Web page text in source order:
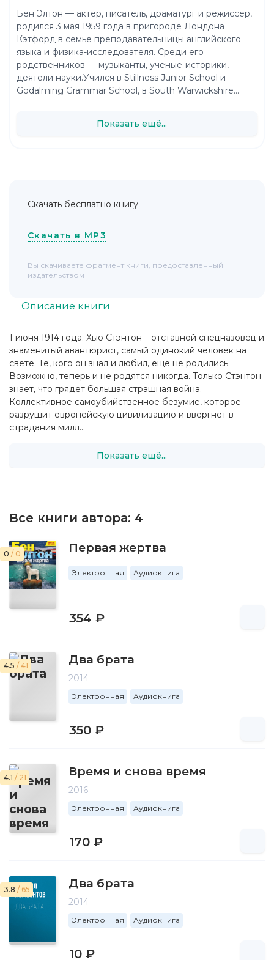
1 июня 1914 года. Хью Стэнтон – отставной спецназовец и
знаменитый авантюрист, самый одинокий человек на
свете. Те, кого он знал и любил, еще не родились.
Возможно, теперь и не родятся никогда. Только Стэнтон
знает, что грядет большая страшная война.
Коллективное самоубийственное безумие, которое
разрушит европейскую цивилизацию и ввергнет в
страдания милл...
Показать ещё...
Описание книги
Все книги автора: 4
0 / 0 Первая жертва
Электронная Аудиокнига
354 ₽
4.5 / 41 Два брата
2014
Электронная Аудиокнига
350 ₽
4.1 / 21 Время и снова время
2016
Электронная Аудиокнига
170 ₽
3.8 / 65 Два брата
2014
Электронная Аудиокнига
10 ₽
Бен Элтон — актер, писатель, драматург и режиссёр,
родился 3 мая 1959 года в пригороде Лондона
Кэтфорд в семье преподавательницы английского
языка и физика-исследователя. Среди его
родственников — музыканты, ученые-историки,
деятели науки.Учился в Stillness Junior School и
Godalming Grammar School, в South Warwickshire...
Показать ещё...
Скачать бесплатно книгу
Скачать в MP3
Вы скачиваете фрагмент книги, предоставленный
издательством